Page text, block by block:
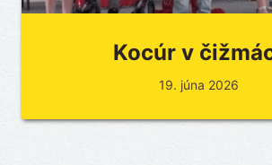
Kocúr v
19. júna 2026